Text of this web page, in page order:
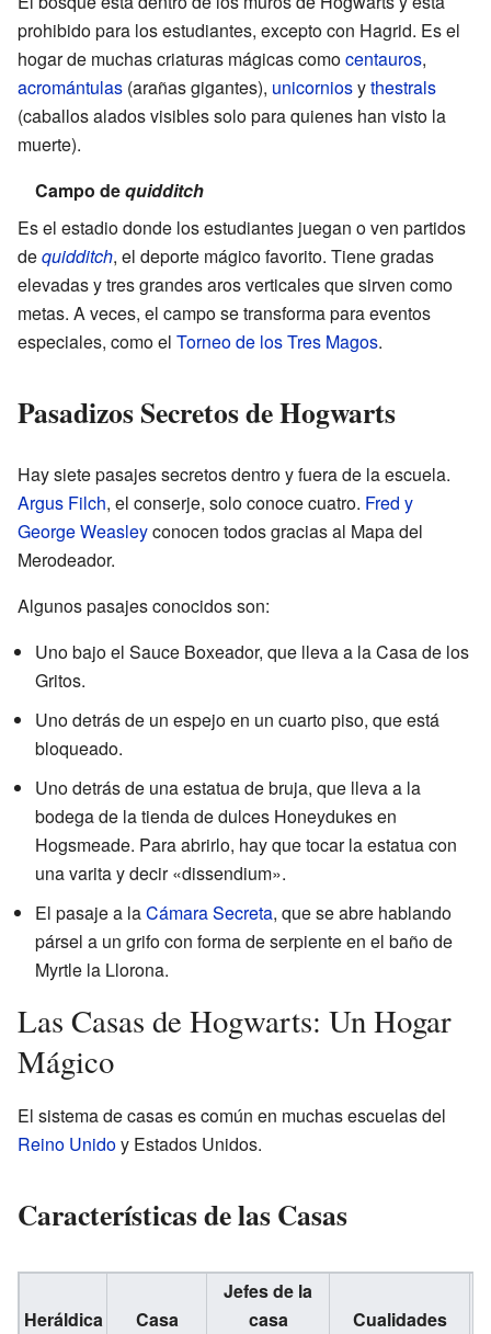
prohibido para los estudiantes, excepto con Hagrid. Es el
hogar de muchas criaturas mágicas comocentauros,
acromántulas (arañas gigantes), unicorniosythestrals
(caballos alados visibles solo para quienes han visto la
muerte).
Campo dequidditch
Es el estadio donde los estudiantes juegan o ven partidos
dequidditch, el deporte mágico favorito. Tiene gradas
elevadas y tres grandes aros verticales que sirven como
metas. A veces, el campo se transforma para eventos
especiales, como el Torneo de los Tres Magos.
Pasadizos Secretos de Hogwarts
Hay siete pasajes secretos dentro y fuera de la escuela.
Argus Filch, el conserje, solo conoce cuatro. Fred y
George Weasleyconocen todos gracias al Mapa del
Merodeador.
Algunos pasajes conocidos son:
Uno bajo el Sauce Boxeador, que lleva a la Casa de los
Gritos.
Uno detrás de un espejo en un cuarto piso, que está
bloqueado.
Uno detrás de una estatua de bruja, que lleva a la
bodega de la tienda de dulces Honeydukes en
Hogsmeade. Para abrirlo, hay que tocar la estatua con
una varita y decir «dissendium».
El pasaje a laCámara Secreta, que se abre hablando
pársel a un grifo con forma de serpiente en el baño de
Myrtle la Llorona.
Las Casas de Hogwarts: Un Hogar
Mágico
El sistema de casas es común en muchas escuelas del
Reino Unidoy Estados Unidos.
Características de las Casas
Heráldica Casa
Jefes de la
casa
Cualidades